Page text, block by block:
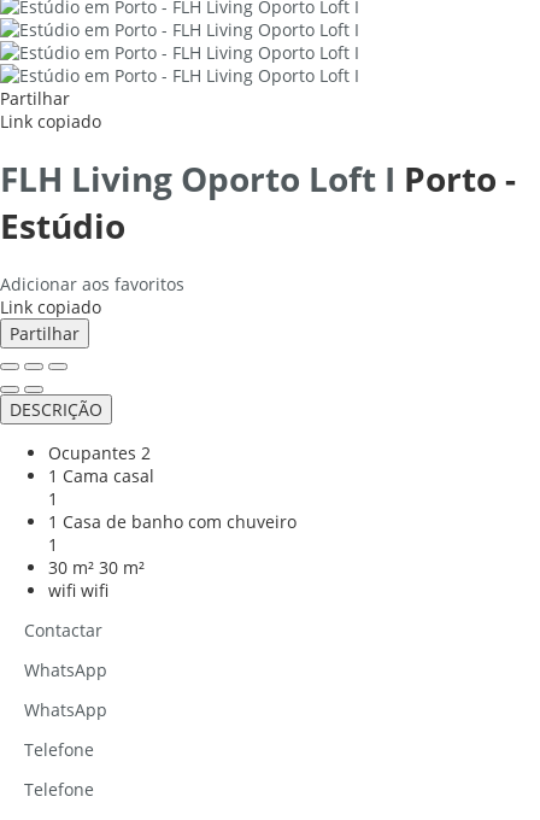
Partilhar
Link copiado
FLH Living Oporto Loft I Porto -
Estúdio
Adicionar aos favoritos
Link copiado
Partilhar
DESCRIÇÃO
Ocupantes 2
1 Cama casal
1
1 Casa de banho com chuveiro
1
30 m² 30 m²
wifi wifi
Contactar
WhatsApp
WhatsApp
Telefone
Telefone